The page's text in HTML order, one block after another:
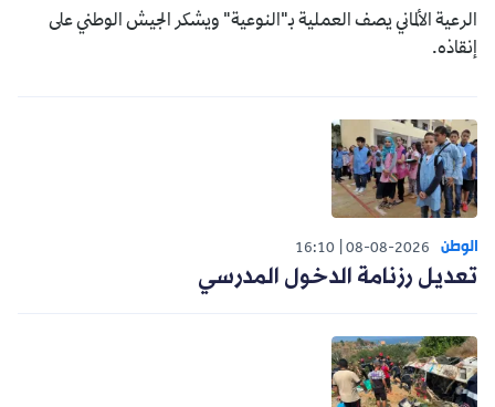
الرعية الألماني يصف العملية بـ"النوعية" ويشكر الجيش الوطني على
إنقاذه.
الوطن 08-08-2026
16:10
تعديل رزنامة الدخول المدرسي